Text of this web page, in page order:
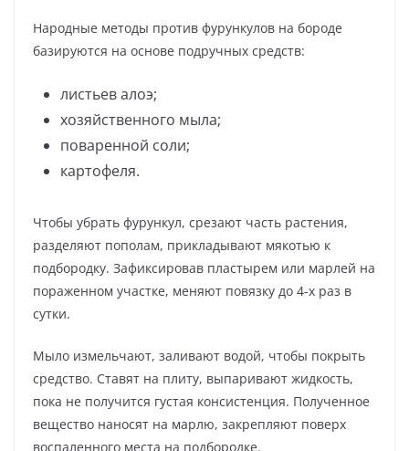
Народные методы против фурункулов на бороде
базируются на основе подручных средств:
листьев алоэ;
хозяйственного мыла;
поваренной соли;
картофеля.
Чтобы убрать фурункул, срезают часть растения,
разделяют пополам, прикладывают мякотью к
подбородку. Зафиксировав пластырем или марлей на
пораженном участке, меняют повязку до 4-х раз в
сутки.
Мыло измельчают, заливают водой, чтобы покрыть
средство. Ставят на плиту, выпаривают жидкость,
пока не получится густая консистенция. Полученное
вещество наносят на марлю, закрепляют поверх
воспаленного места на подбородке.